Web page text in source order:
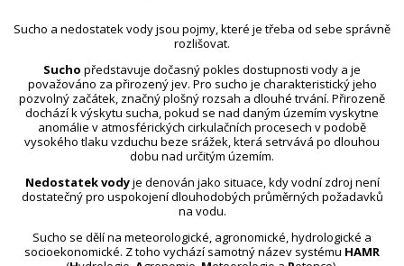
Sucho a nedostatek vody jsou pojmy, které je třeba od sebe správně
rozlišovat.
Sucho představuje dočasný pokles dostupnosti vody a je
považováno za přirozený jev. Pro sucho je charakteristický jeho
pozvolný začátek, značný plošný rozsah a dlouhé trvání. Přirozeně
dochází k výskytu sucha, pokud se nad daným územím vyskytne
anomálie v atmosférických cirkulačních procesech v podobě
vysokého tlaku vzduchu beze srážek, která setrvává po dlouhou
dobu nad určitým územím.
Nedostatek vodyje definován jako situace, kdy vodní zdroj není
dostatečný pro uspokojení dlouhodobých průměrných požadavků
na vodu.
Sucho se dělí na meteorologické, agronomické, hydrologické a
socioekonomické. Z toho vychází samotný název systému HAMR